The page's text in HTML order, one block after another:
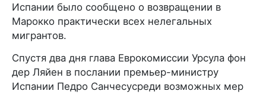
Испании было сообщено о возвращении в
Марокко практически всех нелегальных
мигрантов.
Спустя два дня глава Еврокомиссии Урсула фон
дер Ляйен в послании премьер-министру
Испании Педро Санчесусреди возможных мер